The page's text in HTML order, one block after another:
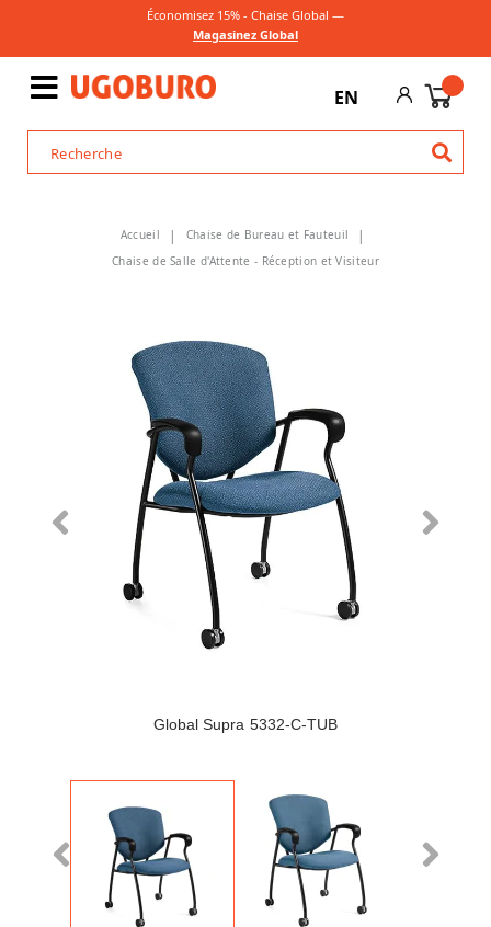
Économisez 15% - Chaise Global —
Magasinez Global
EN
Accueil
Chaise de Bureau et Fauteuil
Chaise de Salle d'Attente - Réception et Visiteur
Global Supra 5332-C-TUB